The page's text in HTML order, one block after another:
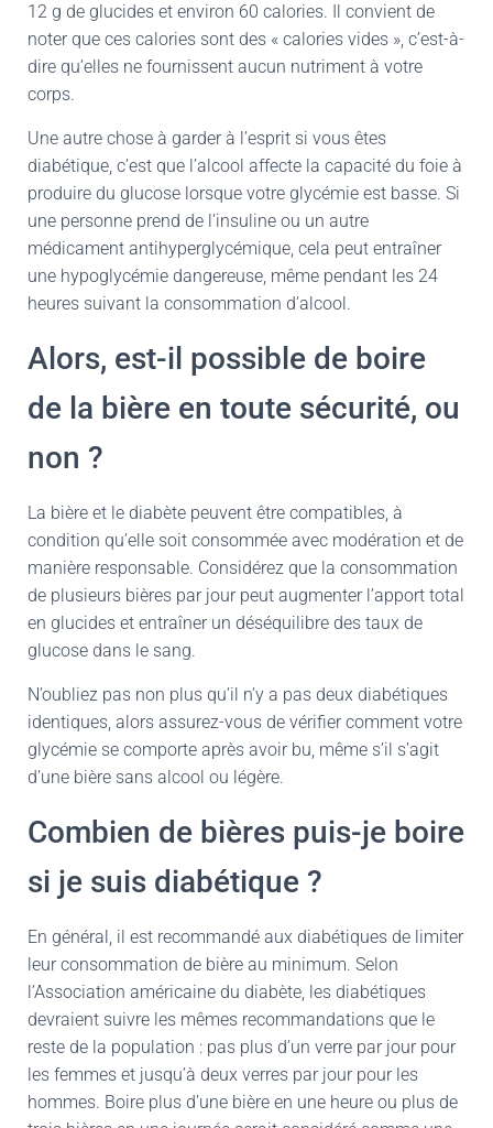
12 g de glucides et environ 60 calories. Il convient de
noter que ces calories sont des « calories vides », c’est-à-
dire qu’elles ne fournissent aucun nutriment à votre
corps.
Une autre chose à garder à l’esprit si vous êtes
diabétique, c’est que l’alcool affecte la capacité du foie à
produire du glucose lorsque votre glycémie est basse. Si
une personne prend de l’insuline ou un autre
médicament antihyperglycémique, cela peut entraîner
une hypoglycémie dangereuse, même pendant les 24
heures suivant la consommation d’alcool.
Alors, est-il possible de boire
de la bière en toute sécurité, ou
non ?
La bière et le diabète peuvent être compatibles, à
condition qu’elle soit consommée avec modération et de
manière responsable. Considérez que la consommation
de plusieurs bières par jour peut augmenter l’apport total
en glucides et entraîner un déséquilibre des taux de
glucose dans le sang.
N’oubliez pas non plus qu’il n’y a pas deux diabétiques
identiques, alors assurez-vous de vérifier comment votre
glycémie se comporte après avoir bu, même s’il s’agit
d’une bière sans alcool ou légère.
Combien de bières puis-je boire
si je suis diabétique ?
En général, il est recommandé aux diabétiques de limiter
leur consommation de bière au minimum. Selon
l’Association américaine du diabète, les diabétiques
devraient suivre les mêmes recommandations que le
reste de la population : pas plus d’un verre par jour pour
les femmes et jusqu’à deux verres par jour pour les
hommes. Boire plus d’une bière en une heure ou plus de